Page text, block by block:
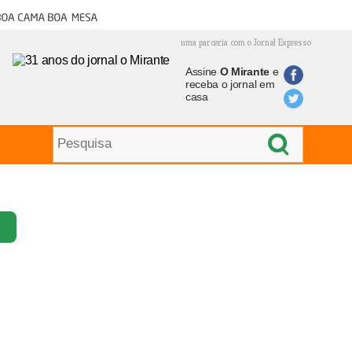
cama boa mesa
uma parceria com o Jornal Expresso
Assine O Mirantee
receba o jornal em
casa